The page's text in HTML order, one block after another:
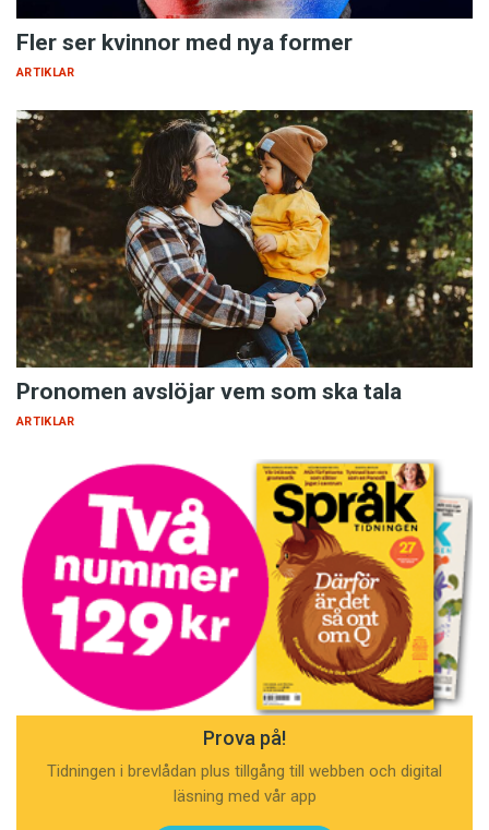
Fler ser kvinnor med nya former
ARTIKLAR
Pronomen avslöjar vem som ska tala
ARTIKLAR
Prova på!
Tidningen i brevlådan plus tillgång till webben och digital
läsning med vår app